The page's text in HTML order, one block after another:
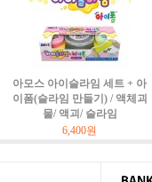
아모스 아이슬라임 세트 + 아
이폼(슬라임 만들기) / 액체괴
물/ 액괴/ 슬라임
6,400원